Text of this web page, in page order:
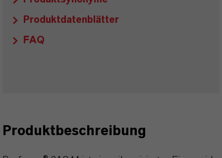
Produktdatenblätter
FAQ
Produktbeschreibung